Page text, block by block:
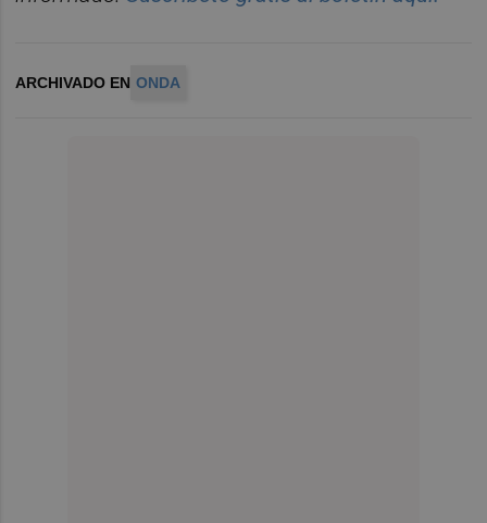
ARCHIVADO EN ONDA